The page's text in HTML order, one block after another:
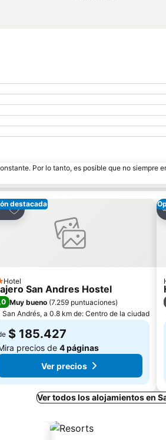
Por lo tanto, es posible que no siempre
destacada
Agregar a favoritos
Hotel
San Andres Hostel
Muy bueno (7.259 puntuaciones)
San Andrés, a 0.8 km de: Centro de la ciudad
$ 185.427
precios de 4 páginas
Ver precios
Ver todos los alojamientos en